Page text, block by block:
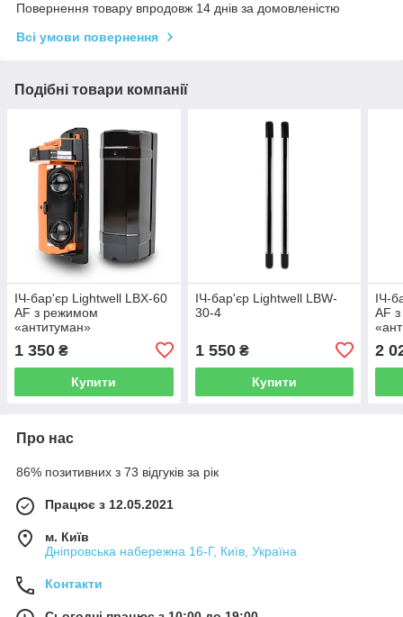
Повернення товару впродовж 14 днів за домовленістю
Всі умови повернення
Подібні товари компанії
ІЧ-бар'єр Lightwell LBX-60
AF з режимом
«антитуман»
1 350 ₴
Купити
ІЧ-бар'єр Lightwell LBW-
30-4
1 550₴
Купити
ІЧ-
AF
2
Про нас
86% позитивних з 73 відгуків за рік
Працює з 12.05.2021
м. Київ
Дніпровська набережна 16-Г, Київ, Україна
Контакти